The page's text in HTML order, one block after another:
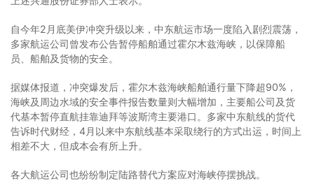
自今年2月底美伊冲突升级以来，中东航运市场一度陷入剧烈震荡，
多家航运公司曾发布公告暂停船舶通过霍尔木兹海峡，以保障船
员、船舶及货物的安全。
据媒体报道，冲突爆发后，霍尔木兹海峡船舶通行量下降超90%，
海峡及周边水域的安全事件报告数量则大幅增加，主要船公司及货
代基本暂停直航挂靠迪拜等波斯湾主要港口。多家中东航线的货代
告诉时代财经，4月以来中东航线基本采取绕行的方式出运，时间上
相差不大，但成本会有所上升。
各大航运公司也纷纷制定陆路替代方案应对海峡停摆挑战。